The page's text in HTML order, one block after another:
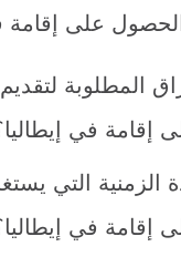
على إقامة
المطلوبة
إقامة في
الزمنية التي
إقامة في